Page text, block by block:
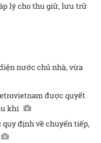
lý cho thu giữ, lưu trữ
nước chủ nhà, vừa
được quyết
khí
định về chuyển tiếp,